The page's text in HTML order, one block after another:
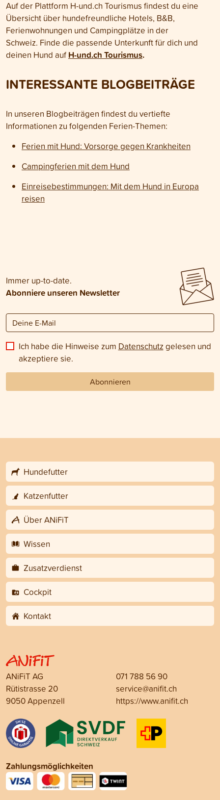
Auf der Plattform H-und.ch Tourismus findest du eine
Übersicht über hundefreundliche Hotels, B&B,
Ferienwohnungen und Campingplätze in der
Schweiz. Finde die passende Unterkunft für dich und
deinen Hund auf H-und.ch Tourismus.
INTERESSANTE BLOGBEITRÄGE
In unseren Blogbeiträgen findest du vertiefte
Informationen zu folgenden Ferien-Themen:
Ferien mit Hund: Vorsorge gegen Krankheiten
Campingferien mit dem Hund
Einreisebestimmungen: Mit dem Hund in Europa
reisen
Immer up-to-date.
Abonniere unseren Newsletter
Ich habe die Hinweise zum Datenschutz gelesen und
akzeptiere sie.
Abonnieren
Hundefutter
Katzenfutter
Über ANiFiT
Wissen
Zusatzverdienst
Cockpit
Kontakt
ANiFiT AG
Rütistrasse 20
9050 Appenzell
071 788 56 90
service@anifit.ch
https://www.anifit.ch
Zahlungsmöglichkeiten